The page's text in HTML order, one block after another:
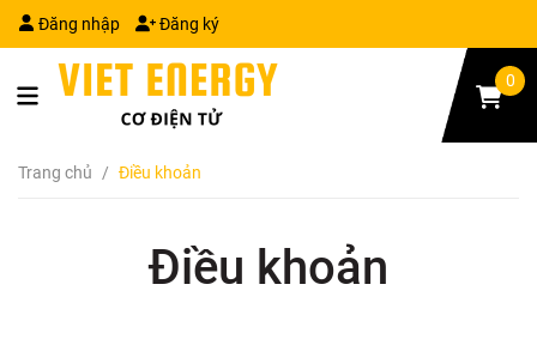
Đăng nhập Đăng ký
0
Trang chủ / Điều khoản
Điều khoản